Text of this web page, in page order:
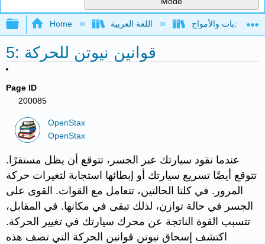
Expand/collapse global hierarchy
Home
5: قوانين نيوتن للحركة
Page ID
200085
OpenStax
OpenStax
عندما تقود سيارتك عبر الجسر، تتوقع أن يظل مستقرًا.
تتوقع أيضًا تسريع سيارتك أو إبطائها استجابة لتغيرات حركة
المرور. في كلتا الحالتين، تتعامل مع القوات. القوى على
الجسر في حالة توازن، لذلك تبقى في مكانها. في المقابل،
تتسبب القوة الناتجة عن محرك سيارتك في تغيير الحركة.
اكتشف إسحاق نيوتن قوانين الحركة التي تصف هذه